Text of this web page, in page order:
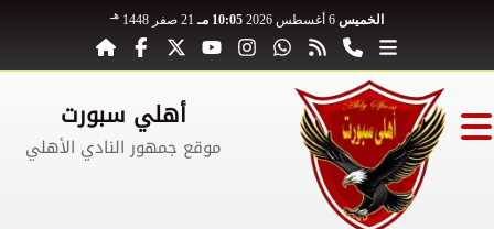
الخميس 10:05 مـ 21 صفر 1448 هـ
أهلي سبورت
موقع جمهور النادي الأهلي